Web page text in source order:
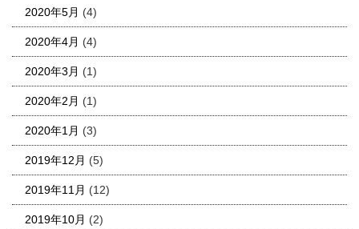
2020年5月 (4)
2020年4月 (4)
2020年3月 (1)
2020年2月 (1)
2020年1月 (3)
2019年12月 (5)
2019年11月 (12)
2019年10月 (2)